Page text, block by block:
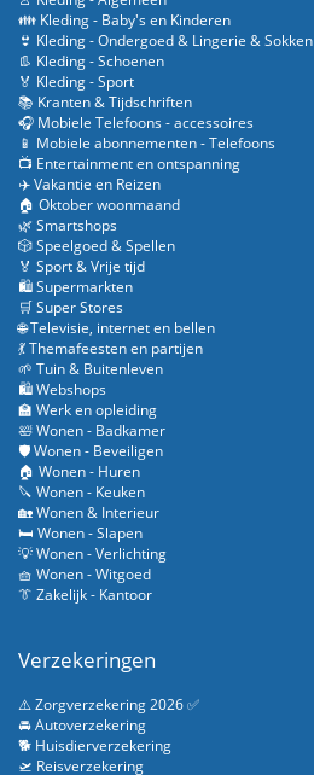
👪 Kleding - Baby's en Kinderen
👙 Kleding - Ondergoed & Lingerie & Sokken
👢 Kleding - Schoenen
🏅 Kleding - Sport
📚 Kranten & Tijdschriften
🎧 Mobiele Telefoons - accessoires
📱 Mobiele abonnementen - Telefoons
📺 Entertainment en ontspanning
✈️ Vakantie en Reizen
🏠 Oktober woonmaand
🌿 Smartshops
🎲 Speelgoed & Spellen
🏅 Sport & Vrije tijd
🛍️ Supermarkten
🛒 Super Stores
🌐 Televisie, internet en bellen
💃 Themafeesten en partijen
🌱 Tuin & Buitenleven
🛍️ Webshops
🏫 Werk en opleiding
🛀 Wonen - Badkamer
🛡️ Wonen - Beveiligen
🏠 Wonen - Huren
🔪 Wonen - Keuken
🏡 Wonen & Interieur
🛏️ Wonen - Slapen
💡 Wonen - Verlichting
🧺 Wonen - Witgoed
👔 Zakelijk - Kantoor
Verzekeringen
⚠️ Zorgverzekering 2026 ✅
🚘 Autoverzekering
🐕 Huisdierverzekering
🛫 Reisverzekering